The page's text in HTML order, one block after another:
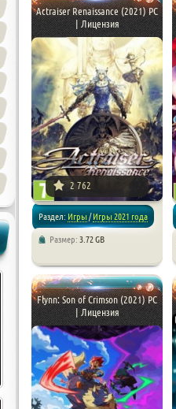
Actraiser Renaissance (2021) PC
| Лицензия
2 762
Раздел: Игры/Игры 2021 года
Размер: 3.72 GB
Flynn: Son of Crimson (2021) PC
| Лицензия